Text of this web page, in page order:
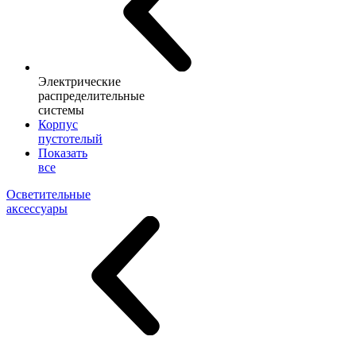
Электрические
распределительные
системы
Корпус
пустотелый
Показать
все
Осветительные
аксессуары